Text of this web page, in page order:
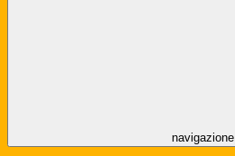
navigazione